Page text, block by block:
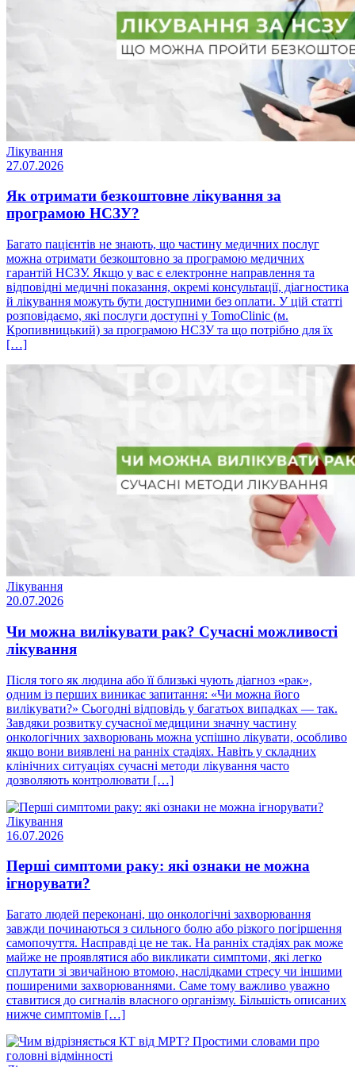
Лікування
27.07.2026
Як отримати безкоштовне лікування за
програмою НСЗУ?
Багато пацієнтів не знають, що частину медичних послуг
можна отримати безкоштовно за програмою медичних
гарантій НСЗУ. Якщо у вас є електронне направлення та
відповідні медичні показання, окремі консультації, діагностика
й лікування можуть бути доступними без оплати. У цій статті
розповідаємо, які послуги доступні у TomoClinic (м.
Кропивницький) за програмою НСЗУ та що потрібно для їх
[…]
Лікування
20.07.2026
Чи можна вилікувати рак? Сучасні можливості
лікування
Після того як людина або її близькі чують діагноз «рак»,
одним із перших виникає запитання: «Чи можна його
вилікувати?» Сьогодні відповідь у багатьох випадках — так.
Завдяки розвитку сучасної медицини значну частину
онкологічних захворювань можна успішно лікувати, особливо
якщо вони виявлені на ранніх стадіях. Навіть у складних
клінічних ситуаціях сучасні методи лікування часто
дозволяють контролювати […]
Лікування
16.07.2026
Перші симптоми раку: які ознаки не можна
ігнорувати?
Багато людей переконані, що онкологічні захворювання
завжди починаються з сильного болю або різкого погіршення
самопочуття. Насправді це не так. На ранніх стадіях рак може
майже не проявлятися або викликати симптоми, які легко
сплутати зі звичайною втомою, наслідками стресу чи іншими
поширеними захворюваннями. Саме тому важливо уважно
ставитися до сигналів власного організму. Більшість описаних
нижче симптомів […]